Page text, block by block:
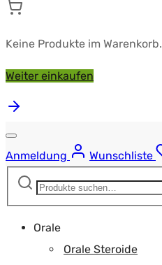
Keine Produkte im Warenkorb.
Weiter einkaufen
Anmeldung
Wunschliste
Suchen
Orale
Orale Steroide